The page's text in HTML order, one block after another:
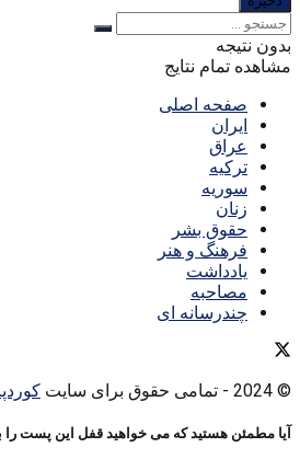
بدون نتیجه
مشاهده تمام نتایج
صفحه اصلی
ایران
عراق
ترکیه
سوریه
زنان
حقوق بشر
فرهنگ و هنر
یادداشت
مصاحبه
چندرسانه ای
© 2024 - تمامی حقوق برای سایت
آیا مطمئن هستید که می خواهید قفل این پست را